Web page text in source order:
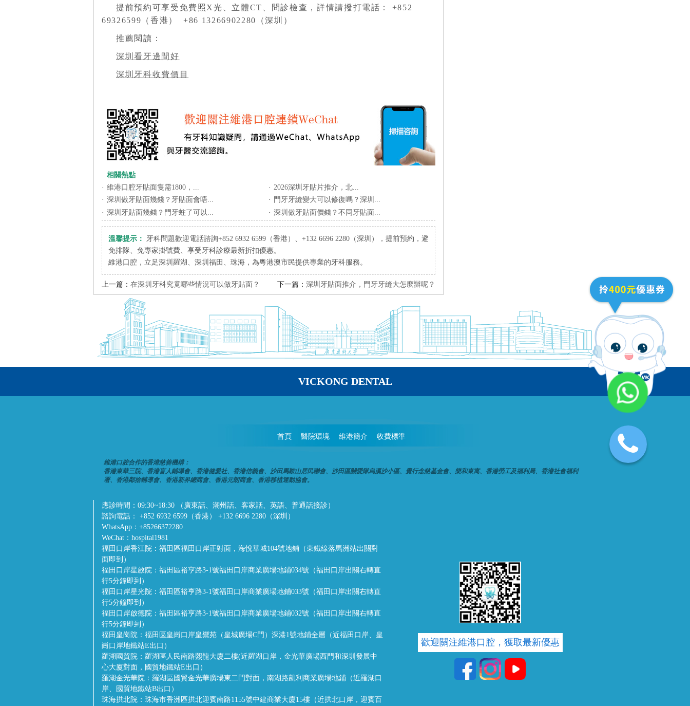
提前預約可享受免費照X光、立體CT、問診檢查，詳情請撥打電話： +852
69326599（香港） +86 13266902280（深圳）
推薦閱讀：
深圳看牙邊間好
深圳牙科收費價目
相關熱點
· 維港口腔牙貼面隻需1800，... · ​2026深圳牙貼片推介，北...
· 深圳做牙貼面幾錢？牙貼面會唔... · 門牙牙縫變大可以修復嗎？深圳...
· 深圳牙貼面幾錢？門牙蛀了可以... · 深圳做牙貼面價錢？不同牙貼面...
溫馨提示：
牙科問題歡迎電話諮詢+852 6932 6599（香港）、+132 6696 2280（深圳），提前預約，避
免排隊、免專家掛號費、享受牙科診療最新折扣優惠。
維港口腔，立足深圳羅湖、深圳福田、珠海，為粵港澳市民提供專業的牙科服務。
上一篇： 在深圳牙科究竟哪些情況可以做牙貼面？ 下一篇： 深圳牙貼面推介，門牙牙縫大怎麼辦呢？
VICKONG DENTAL
首頁 醫院環境 維港簡介 收費標準
維港口腔合作的香港慈善機構：
香港東華三院、香港盲人輔導會、香港健愛社、香港信義會、沙田馬鞍山居民聯會、沙田區關愛隊烏溪沙小區、覺行念慈基金會、樂和東寓、香港勞工及福利局、香港社會福利
署、香港鄰捨輔導會、香港新界總商會、香港元朗商會、香港移植運動協會。
應診時間： 09:30~18:30 （廣東話、潮州話、客家話、英語、普通話接診）
諮詢電話：
+852 6932 6599（香港） +132 6696 2280（深圳）
WhatsApp： +85266372280
WeChat： hospital1981
福田口岸香江院： 福田區福田口岸正對面，海悅華城104號地鋪（東鐵線落馬洲站出關對
面即到）
福田口岸星啟院： 福田區裕亨路3-1號福田口岸商業廣場地鋪034號（福田口岸出關右轉直
行5分鐘即到）
福田口岸星光院： 福田區裕亨路3-1號福田口岸商業廣場地鋪033號（福田口岸出關右轉直
行5分鐘即到）
福田口岸啟德院： 福田區裕亨路3-1號福田口岸商業廣場地鋪032號（福田口岸出關右轉直
行5分鐘即到）
福田皇崗院： 福田區皇崗口岸皇禦苑（皇城廣場C門）深港1號地鋪全層（近福田口岸、皇
崗口岸地鐵站E出口）
羅湖國貿院： 羅湖區人民南路熙龍大廈二樓(近羅湖口岸，金光華廣場西門和深圳發展中
心大廈對面，國貿地鐵站E出口）
羅湖金光華院： 羅湖區國貿金光華廣場東二門對面，南湖路凱利商業廣場地鋪（近羅湖口
岸、國貿地鐵站B出口）
珠海拱北院： 珠海市香洲區拱北迎賓南路1155號中建商業大廈15樓（近拱北口岸，迎賓百
歡迎關注維港口腔，獲取最新優惠